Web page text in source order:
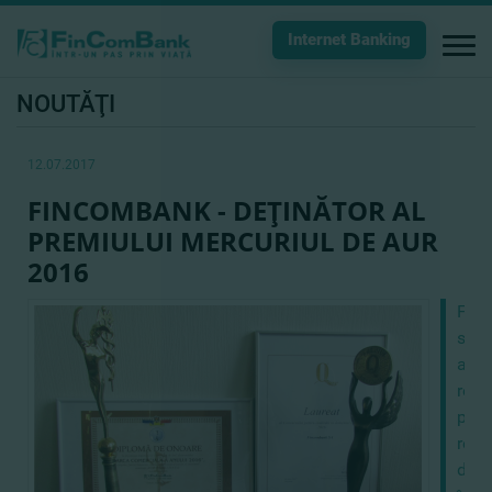
Internet Banking
NOUTĂŢI
12.07.2017
FINCOMBANK - DEŢINĂTOR AL
PREMIULUI MERCURIUL DE AUR
2016
s-
a
prin